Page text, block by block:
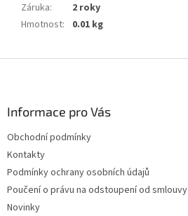
Záruka:
2 roky
Hmotnost: 0.01 kg
Informace pro Vás
Obchodní podmínky
Kontakty
Podmínky ochrany osobních údajů
Poučení o právu na odstoupení od smlouvy
Novinky